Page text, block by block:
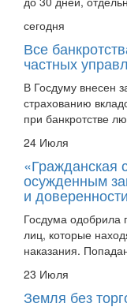
сегодня
Все
частных
В Госдуму внесен
страхованию
при банкротстве
24 Июля
«Гражданская
осужденным
и
Госдума одобрила
лиц, которые
наказания.
23 Июля
Земля без
предлагают